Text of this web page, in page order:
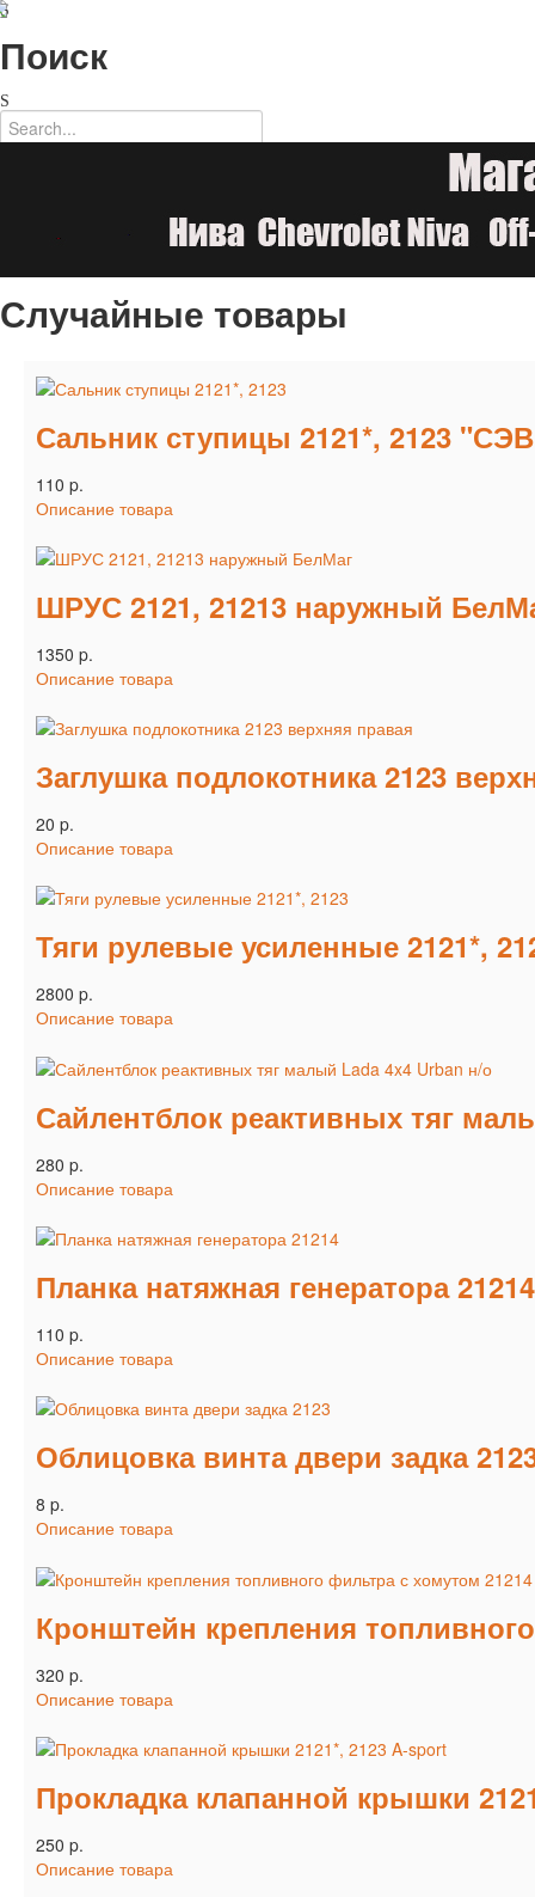
Поиск
Случайные товары
Сальник ступицы 2121*, 2123
110 p.
Описание товара
ШРУС 2121, 21213 наружный
1350 p.
Описание товара
Заглушка подлокотника 2123
20 p.
Описание товара
Тяги рулевые усиленные 2121*,
2800 p.
Описание товара
Сайлентблок реактивных тяг
280 p.
Описание товара
Планка натяжная генератора 21214
110 p.
Описание товара
Облицовка винта двери задка
8 p.
Описание товара
Кронштейн крепления
320 p.
Описание товара
Прокладка клапанной крышки
250 p.
Описание товара